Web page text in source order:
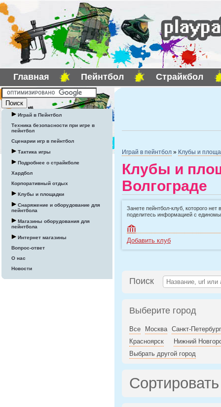
Главная Пейнтбол Страйкбол
Играй в Пейнтбол
Техника безопасности при игре в
пейнтбол
Сценарии игр в пейнтбол
Тактика игры
Подробнее о страйкболе
Хардбол
Корпоративный отдых
Клубы и площадки
Снаряжение и оборудование для
пейнтбола
Магазины оборудования для
пейнтбола
Интернет магазины
Вопрос-ответ
О нас
Новости
Играй в пейнтбол » Клубы и
Клубы и
Волгограде
Занете пейнтбол-клуб, которого
поделитесь информацией с
Добавить клуб
Поиск
Выберите город
Все Москва
Санкт-Петербург
Красноярск
Нижний
Выбрать другой город